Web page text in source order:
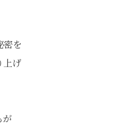
密を
上げ
が